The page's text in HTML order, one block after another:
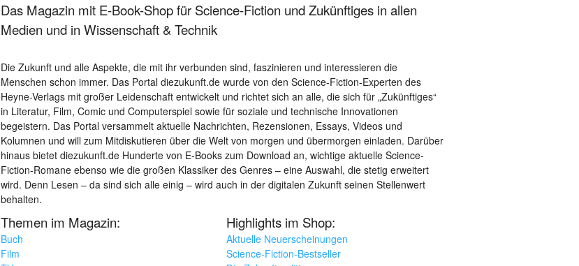
Das Magazin mit E-Book-Shop für Science-Fiction und Zukünftiges in allen
Medien und in Wissenschaft & Technik
Die Zukunft und alle Aspekte, die mit ihr verbunden sind, faszinieren und interessieren die
Menschen schon immer. Das Portal diezukunft.de wurde von den Science-Fiction-Experten des
Heyne-Verlags mit großer Leidenschaft entwickelt und richtet sich an alle, die sich für „Zukünftiges“
in Literatur, Film, Comic und Computerspiel sowie für soziale und technische Innovationen
begeistern. Das Portal versammelt aktuelle Nachrichten, Rezensionen, Essays, Videos und
Kolumnen und will zum Mitdiskutieren über die Welt von morgen und übermorgen einladen. Darüber
hinaus bietet diezukunft.de Hunderte von E-Books zum Download an, wichtige aktuelle Science-
Fiction-Romane ebenso wie die großen Klassiker des Genres – eine Auswahl, die stetig erweitert
wird. Denn Lesen – da sind sich alle einig – wird auch in der digitalen Zukunft seinen Stellenwert
behalten.
Themen im Magazin:
Buch
Film
Highlights im Shop:
Aktuelle Neuerscheinungen
Science-Fiction-Bestseller